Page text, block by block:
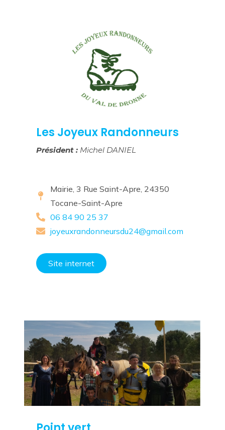
Les Joyeux Randonneurs
Président : Michel DANIEL
Mairie, 3 Rue Saint-Apre, 24350
Tocane-Saint-Apre
06 84 90 25 37
joyeuxrandonneursdu24@gmail.com
Site internet